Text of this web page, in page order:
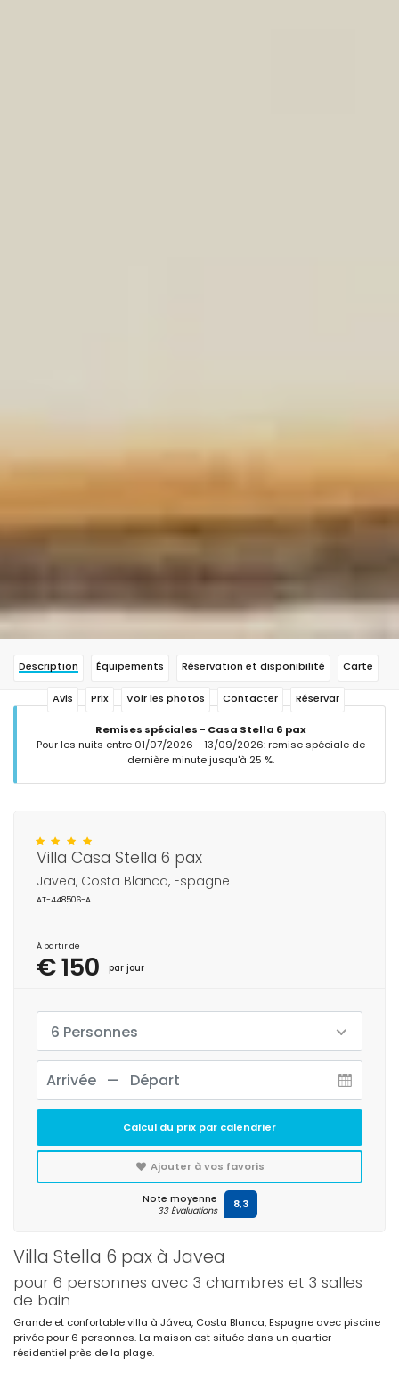
Description Équipements Réservation et disponibilité Carte
Avis Prix Voir les photos Contacter Réservar
Remises spéciales - Casa Stella 6 pax
Pour les nuits entre 01/07/2026 - 13/09/2026: remise spéciale de
dernière minute jusqu'à 25 %.
Villa Stella 6 pax à Javea
pour 6 personnes avec 3 chambres et 3 salles
de bain
Grande et confortable villa à Jávea, Costa Blanca, Espagne avec piscine
privée pour 6 personnes. La maison est située dans un quartier
résidentiel près de la plage.
Villa Casa Stella 6 pax
Javea, Costa Blanca, Espagne
AT-448506-A
À partir de
€ 150 par jour
6 Personnes
Calcul du prix par calendrier
Ajouter à vos favoris
Note moyenne
33 Évaluations 8,3